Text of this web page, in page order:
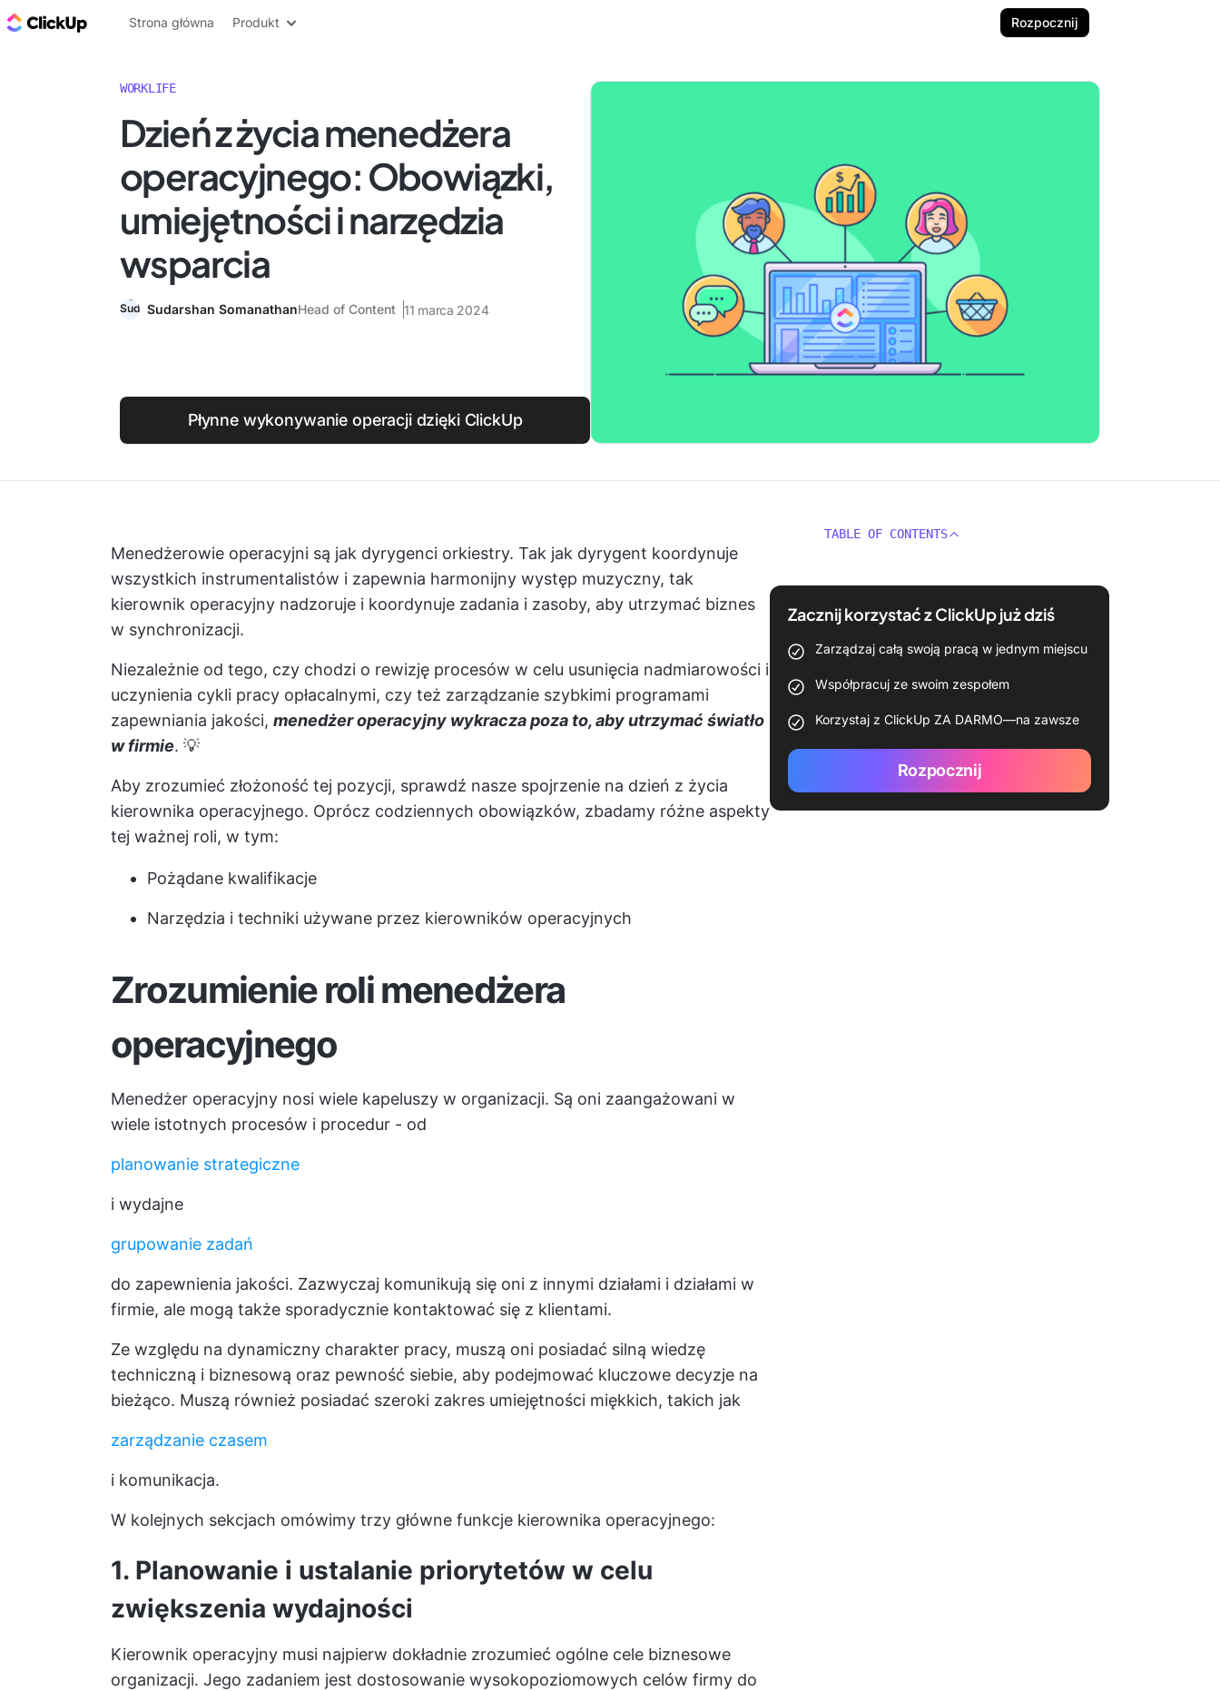
ClickUp Blog
Strona główna Produkt Rozpocznij
WORKLIFE
Dzień z życia menedżera
operacyjnego: Obowiązki,
umiejętności i narzędzia
wsparcia
Sudarshan SomanathanHead of Content 11 marca 2024
Płynne wykonywanie operacji dzięki ClickUp
Menedżerowie operacyjni są jak dyrygenci orkiestry. Tak jak dyrygent koordynuje
wszystkich instrumentalistów i zapewnia harmonijny występ muzyczny, tak
kierownik operacyjny nadzoruje i koordynuje zadania i zasoby, aby utrzymać biznes
w synchronizacji.
Niezależnie od tego, czy chodzi o rewizję procesów w celu usunięcia nadmiarowości i
uczynienia cykli pracy opłacalnymi, czy też zarządzanie szybkimi programami
zapewniania jakości, menedżer operacyjny wykracza poza to, aby utrzymać światło
w firmie. 💡
Aby zrozumieć złożoność tej pozycji, sprawdź nasze spojrzenie na dzień z życia
kierownika operacyjnego. Oprócz codziennych obowiązków, zbadamy różne aspekty
tej ważnej roli, w tym:
Pożądane kwalifikacje
Narzędzia i techniki używane przez kierowników operacyjnych
Zrozumienie roli menedżera
operacyjnego
Menedżer operacyjny nosi wiele kapeluszy w organizacji. Są oni zaangażowani w
wiele istotnych procesów i procedur - od
planowanie strategiczne
i wydajne
grupowanie zadań
do zapewnienia jakości. Zazwyczaj komunikują się oni z innymi działami i działami w
firmie, ale mogą także sporadycznie kontaktować się z klientami.
Ze względu na dynamiczny charakter pracy, muszą oni posiadać silną wiedzę
techniczną i biznesową oraz pewność siebie, aby podejmować kluczowe decyzje na
bieżąco. Muszą również posiadać szeroki zakres umiejętności miękkich, takich jak
zarządzanie czasem
i komunikacja.
W kolejnych sekcjach omówimy trzy główne funkcje kierownika operacyjnego:
1. Planowanie i ustalanie priorytetów w celu
zwiększenia wydajności
Kierownik operacyjny musi najpierw dokładnie zrozumieć ogólne cele biznesowe
organizacji. Jego zadaniem jest dostosowanie wysokopoziomowych celów firmy do
TABLE OF CONTENTS
Zacznij korzystać z ClickUp już dziś
Zarządzaj całą swoją pracą w jednym miejscu
Współpracuj ze swoim zespołem
Korzystaj z ClickUp ZA DARMO—na zawsze
Rozpocznij